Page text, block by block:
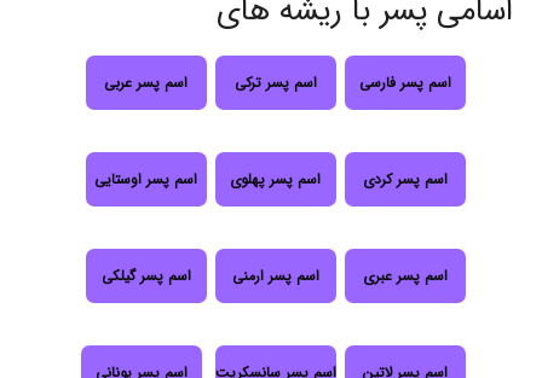
اسامی پسر با ریشه های
اسم پسر فارسی اسم پسر ترکی اسم پسر عربی
اسم پسر کردی اسم پسر پهلوی اسم پسر اوستایی
اسم پسر عبری اسم پسر ارمنی اسم پسر گیلکی
اسم پسر لاتین اسم پسر سانسکریت اسم پسر یونانی